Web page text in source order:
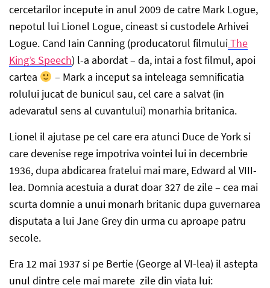
cercetarilor incepute in anul 2009 de catre Mark Logue,
nepotul lui Lionel Logue, cineast si custodele Arhivei
Logue. Cand Iain Canning (producatorul filmuluiThe
King’s Speech) l-a abordat – da, intai a fost filmul, apoi
cartea
– Mark a inceput sa inteleaga semnificatia
rolului jucat de bunicul sau, cel care a salvat (in
adevaratul sens al cuvantului) monarhia britanica.
Lionel il ajutase pe cel care era atunci Duce de York si
care devenise rege impotriva vointei lui in decembrie
1936, dupa abdicarea fratelui mai mare, Edward al VIII-
lea. Domnia acestuia a durat doar 327 de zile – cea mai
scurta domnie a unui monarh britanic dupa guvernarea
disputata a lui Jane Grey din urma cu aproape patru
secole.
Era 12 mai 1937 si pe Bertie (George al VI-lea) il astepta
unul dintre cele mai marete zile din viata lui: